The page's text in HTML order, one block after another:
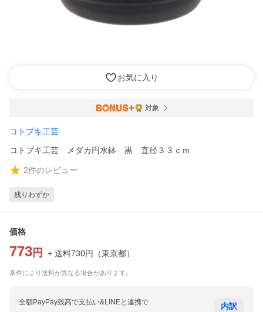
お気に入り
対象
コトブキ工芸
コトブキ工芸 メダカ円水鉢 黒 直径３３ｃｍ
2件のレビュー
残りわずか
価格
773 円 + 送料730円 （東京都）
条件により送料が異なる場合があります。
全額PayPay残高で支払い&LINEと連携で 内訳